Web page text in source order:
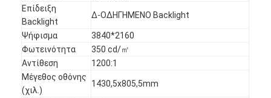
Επίδειξη
Backlight
Δ-ΟΔΗΓΗΜΕΝΟ Backlight
Ψήφισμα
3840*2160
Φωτεινότητα
350 cd/㎡
Αντίθεση
1200:1
Μέγεθος οθόνης
(χιλ.)
1430,5x805,5mm